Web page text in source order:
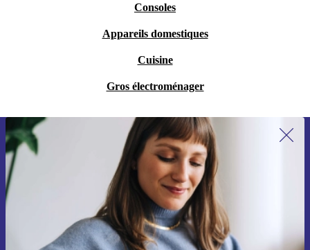
Consoles
Appareils domestiques
Cuisine
Gros électroménager
Recevoir offres et infos de refurbed
par mail
Ne manquez plus aucune offre.